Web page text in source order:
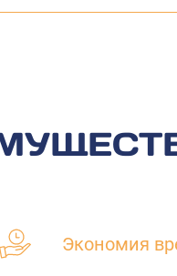
Экономия